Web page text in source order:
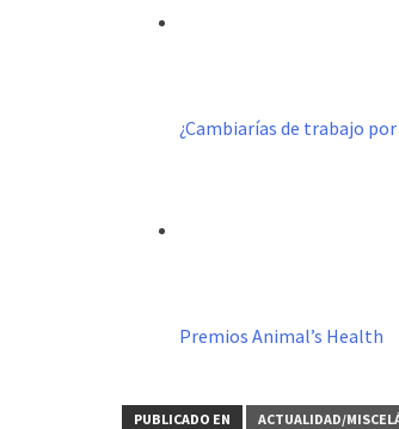
¿Cambiarías de trabajo
Premios Animal’s Health
PUBLICADO EN ACTUALIDAD/